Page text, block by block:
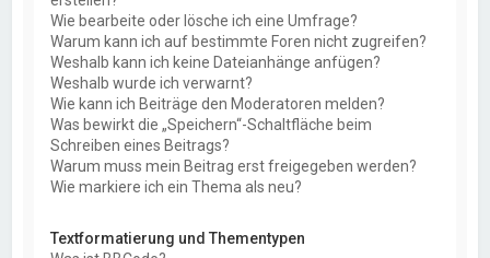
Wie bearbeite oder lösche ich eine Umfrage?
Warum kann ich auf bestimmte Foren nicht zugreifen?
Weshalb kann ich keine Dateianhänge anfügen?
Weshalb wurde ich verwarnt?
Wie kann ich Beiträge den Moderatoren melden?
Was bewirkt die „Speichern“-Schaltfläche beim
Schreiben eines Beitrags?
Warum muss mein Beitrag erst freigegeben werden?
Wie markiere ich ein Thema als neu?
Textformatierung und Thementypen